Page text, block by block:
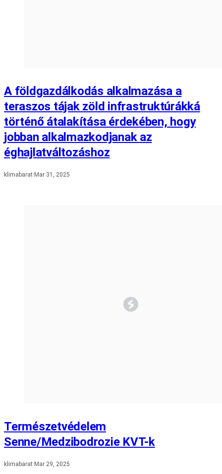
A földgazdálkodás alkalmazása a
teraszos tájak zöld infrastruktúrákká
történő átalakítása érdekében, hogy
jobban alkalmazkodjanak az
éghajlatváltozáshoz
klimabarat· Mar 31, 2025
Természetvédelem
Senne/Medzibodrozie KVT-k
klimabarat· Mar 29, 2025